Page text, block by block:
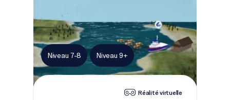
Niveau 7-8 Niveau 9+
Réalité virtuelle